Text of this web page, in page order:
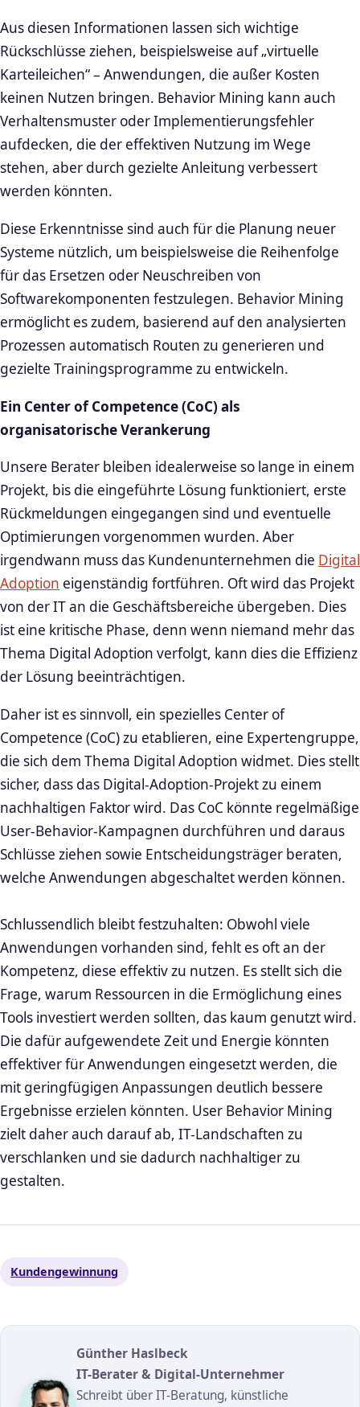
Aus diesen Informationen lassen sich wichtige
Rückschlüsse ziehen, beispielsweise auf „virtuelle
Karteileichen“ – Anwendungen, die außer Kosten
keinen Nutzen bringen. Behavior Mining kann auch
Verhaltensmuster oder Implementierungsfehler
aufdecken, die der effektiven Nutzung im Wege
stehen, aber durch gezielte Anleitung verbessert
werden könnten.
Diese Erkenntnisse sind auch für die Planung neuer
Systeme nützlich, um beispielsweise die Reihenfolge
für das Ersetzen oder Neuschreiben von
Softwarekomponenten festzulegen. Behavior Mining
ermöglicht es zudem, basierend auf den analysierten
Prozessen automatisch Routen zu generieren und
gezielte Trainingsprogramme zu entwickeln.
Ein Center of Competence (CoC) als
organisatorische Verankerung
Unsere Berater bleiben idealerweise so lange in einem
Projekt, bis die eingeführte Lösung funktioniert, erste
Rückmeldungen eingegangen sind und eventuelle
Optimierungen vorgenommen wurden. Aber
irgendwann muss das Kundenunternehmen die Digital
Adoption eigenständig fortführen. Oft wird das Projekt
von der IT an die Geschäftsbereiche übergeben. Dies
ist eine kritische Phase, denn wenn niemand mehr das
Thema Digital Adoption verfolgt, kann dies die Effizienz
der Lösung beeinträchtigen.
Daher ist es sinnvoll, ein spezielles Center of
Competence (CoC) zu etablieren, eine Expertengruppe,
die sich dem Thema Digital Adoption widmet. Dies stellt
sicher, dass das Digital-Adoption-Projekt zu einem
nachhaltigen Faktor wird. Das CoC könnte regelmäßige
User-Behavior-Kampagnen durchführen und daraus
Schlüsse ziehen sowie Entscheidungsträger beraten,
welche Anwendungen abgeschaltet werden können.
Schlussendlich bleibt festzuhalten: Obwohl viele
Anwendungen vorhanden sind, fehlt es oft an der
Kompetenz, diese effektiv zu nutzen. Es stellt sich die
Frage, warum Ressourcen in die Ermöglichung eines
Tools investiert werden sollten, das kaum genutzt wird.
Die dafür aufgewendete Zeit und Energie könnten
effektiver für Anwendungen eingesetzt werden, die
mit geringfügigen Anpassungen deutlich bessere
Ergebnisse erzielen könnten. User Behavior Mining
zielt daher auch darauf ab, IT-Landschaften zu
verschlanken und sie dadurch nachhaltiger zu
gestalten.
Kundengewinnung
Günther Haslbeck
IT-Berater & Digital-Unternehmer
Schreibt über IT-Beratung, künstliche